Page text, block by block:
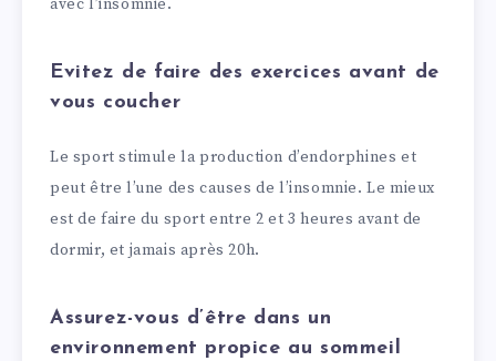
avec l’insomnie.
Evitez de faire des exercices avant de
vous coucher
Le sport stimule la production d’endorphines et
peut être l’une des causes de l’insomnie. Le mieux
est de faire du sport entre 2 et 3 heures avant de
dormir, et jamais après 20h.
Assurez-vous d’être dans un
environnement propice au sommeil